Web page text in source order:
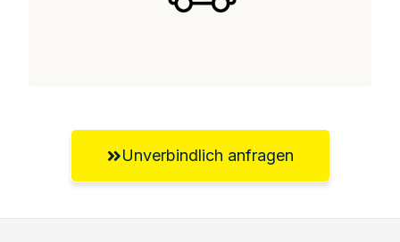
Unverbindlich anfragen